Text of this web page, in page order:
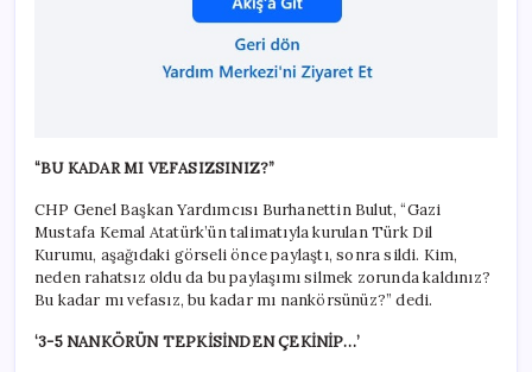
“BU KADAR MI VEFASIZSINIZ?”
CHP Genel Başkan Yardımcısı Burhanettin Bulut, “Gazi
Mustafa Kemal Atatürk’ün talimatıyla kurulan Türk Dil
Kurumu, aşağıdaki görseli önce paylaştı, sonra sildi. Kim,
neden rahatsız oldu da bu paylaşımı silmek zorunda kaldınız?
Bu kadar mı vefasız, bu kadar mı nankörsünüz?” dedi.
‘3-5 NANKÖRÜN TEPKİSİNDEN ÇEKİNİP…’